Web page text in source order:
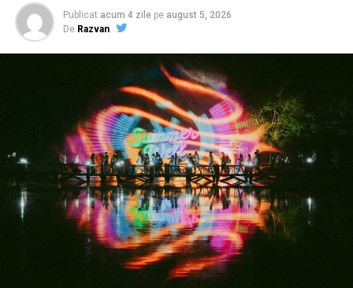
vestiar metalic
Vestiar metalic compartimentat, cu picioare si bancuta
Produsul este realizat din tabla sudata, cu o grosime de 0,7
milimetri. Materialul si constructia robusta permit o utilizare de
lunga durata, fara a fi necesare interventii sau reparatii. Este dotat
Publicat acum 4 zile pe august 5, 2026
De Razvan